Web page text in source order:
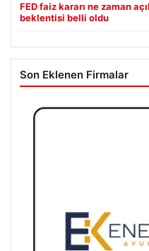
FED faiz kararı ne zaman
beklentisi belli oldu
Son Eklenen Firmalar